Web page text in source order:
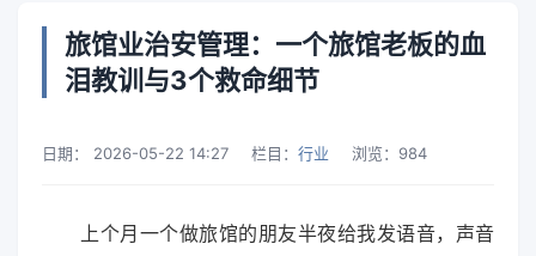
旅馆业治安管理：一个旅馆老板的血
泪教训与3个救命细节
日期： 2026-05-22 14:27 栏目： 行业 浏览： 984
上个月一个做旅馆的朋友半夜给我发语音，声音